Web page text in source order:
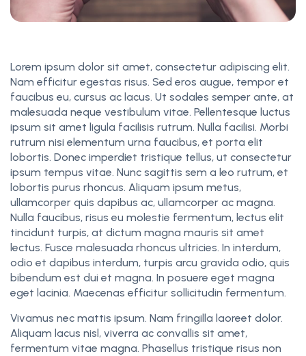
Lorem ipsum dolor sit amet, consectetur adipiscing elit.
Nam efficitur egestas risus. Sed eros augue, tempor et
faucibus eu, cursus ac lacus. Ut sodales semper ante, at
malesuada neque vestibulum vitae. Pellentesque luctus
ipsum sit amet ligula facilisis rutrum. Nulla facilisi. Morbi
rutrum nisi elementum urna faucibus, et porta elit
lobortis. Donec imperdiet tristique tellus, ut consectetur
ipsum tempus vitae. Nunc sagittis sem a leo rutrum, et
lobortis purus rhoncus. Aliquam ipsum metus,
ullamcorper quis dapibus ac, ullamcorper ac magna.
Nulla faucibus, risus eu molestie fermentum, lectus elit
tincidunt turpis, at dictum magna mauris sit amet
lectus. Fusce malesuada rhoncus ultricies. In interdum,
odio et dapibus interdum, turpis arcu gravida odio, quis
bibendum est dui et magna. In posuere eget magna
eget lacinia. Maecenas efficitur sollicitudin fermentum.
Vivamus nec mattis ipsum. Nam fringilla laoreet dolor.
Aliquam lacus nisl, viverra ac convallis sit amet,
fermentum vitae magna. Phasellus tristique risus non